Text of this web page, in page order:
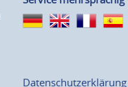
Datenschutzerklärung